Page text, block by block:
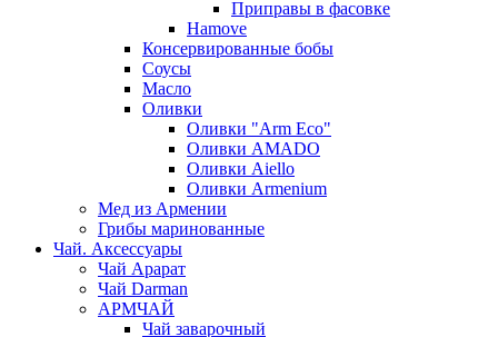
Приправы в фасовке
Hamove
Консервированные бобы
Соусы
Масло
Оливки
Оливки "Arm Eco"
Оливки AMADO
Оливки Aiello
Оливки Armenium
Мед из Армении
Грибы маринованные
Чай. Аксессуары
Чай Арарат
Чай Darman
АРМЧАЙ
Чай заварочный